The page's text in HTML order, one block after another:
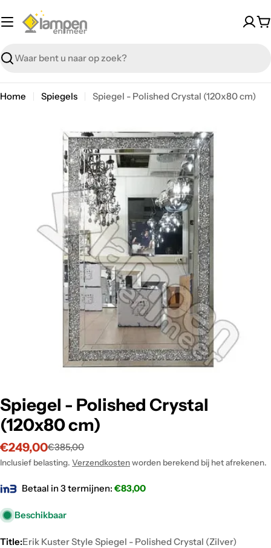
Zoeken
Home Spiegels
Spiegel - Polished Crystal (120x80 cm)
media 0 in modal
Spiegel - Polished Crystal
(120x80 cm)
Verkoopprijs
€249,00
Normale
prijs
€385,00
Inclusief belasting. Verzendkostenworden berekend bij het afrekenen.
Betaal in 3 termijnen: €83,00
Beschikbaar
Title:Erik Kuster Style Spiegel - Polished Crystal (Zilver)